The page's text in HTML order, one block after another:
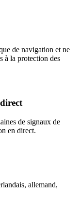
de navigation et ne
à la protection des
de signaux de
en direct.
allemand,